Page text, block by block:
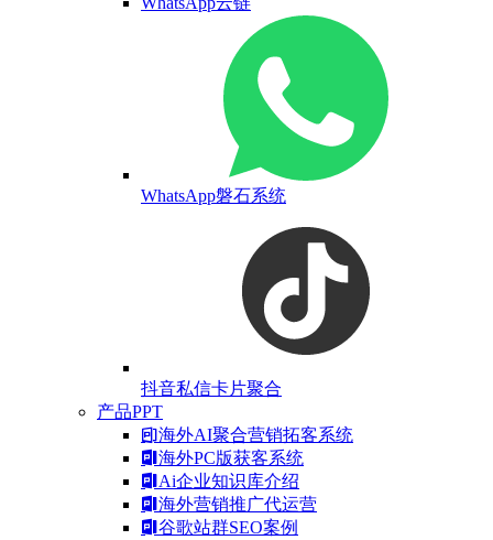
WhatsApp磐石系统
抖音私信卡片聚合
产品PPT
海外AI聚合营销拓客系统
海外PC版获客系统
Ai企业知识库介绍
海外营销推广代运营
谷歌站群SEO案例